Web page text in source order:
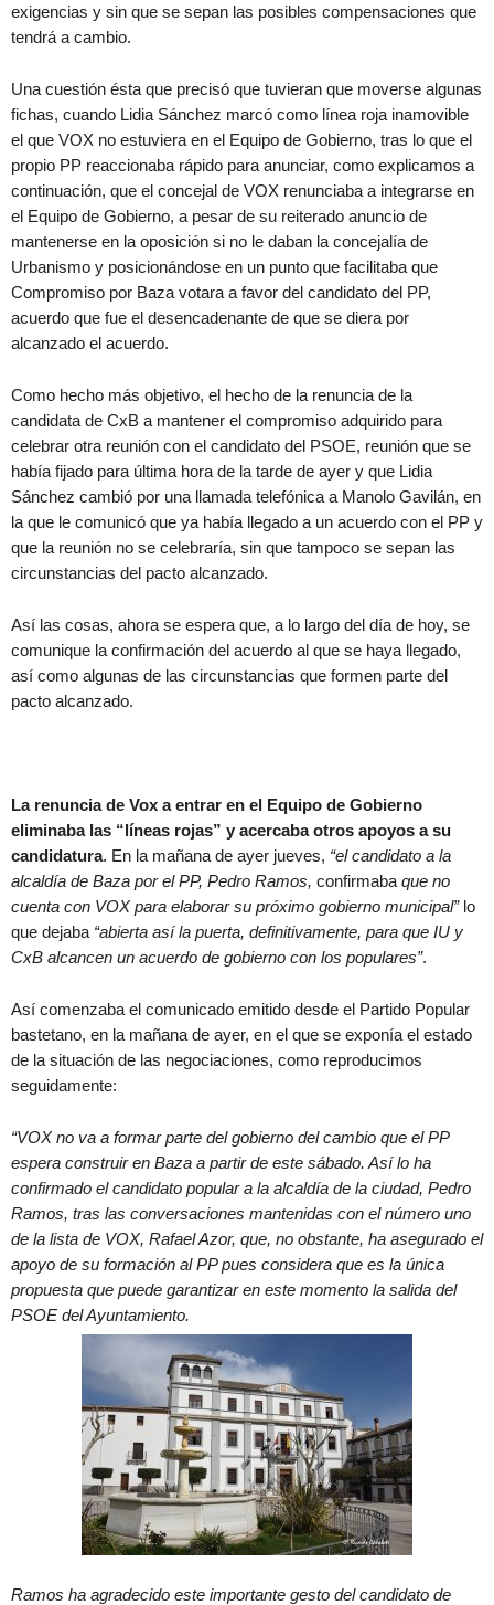
exigencias y sin que se sepan las posibles compensaciones que
tendrá a cambio.
Una cuestión ésta que precisó que tuvieran que moverse algunas
fichas, cuando Lidia Sánchez marcó como línea roja inamovible
el que VOX no estuviera en el Equipo de Gobierno, tras lo que el
propio PP reaccionaba rápido para anunciar, como explicamos a
continuación, que el concejal de VOX renunciaba a integrarse en
el Equipo de Gobierno, a pesar de su reiterado anuncio de
mantenerse en la oposición si no le daban la concejalía de
Urbanismo y posicionándose en un punto que facilitaba que
Compromiso por Baza votara a favor del candidato del PP,
acuerdo que fue el desencadenante de que se diera por
alcanzado el acuerdo.
Como hecho más objetivo, el hecho de la renuncia de la
candidata de CxB a mantener el compromiso adquirido para
celebrar otra reunión con el candidato del PSOE, reunión que se
había fijado para última hora de la tarde de ayer y que Lidia
Sánchez cambió por una llamada telefónica a Manolo Gavilán, en
la que le comunicó que ya había llegado a un acuerdo con el PP y
que la reunión no se celebraría, sin que tampoco se sepan las
circunstancias del pacto alcanzado.
Así las cosas, ahora se espera que, a lo largo del día de hoy, se
comunique la confirmación del acuerdo al que se haya llegado,
así como algunas de las circunstancias que formen parte del
pacto alcanzado.
La renuncia de Vox a entrar en el Equipo de Gobierno
eliminaba las “líneas rojas” y acercaba otros apoyos a su
candidatura. En la mañana de ayer jueves, “el candidato a la
alcaldía de Baza por el PP, Pedro Ramos, confirmaba que no
cuenta con VOX para elaborar su próximo gobierno municipal”lo
que dejaba “abierta así la puerta, definitivamente, para que IU y
CxB alcancen un acuerdo de gobierno con los populares”.
Así comenzaba el comunicado emitido desde el Partido Popular
bastetano, en la mañana de ayer, en el que se exponía el estado
de la situación de las negociaciones, como reproducimos
seguidamente:
“VOX no va a formar parte del gobierno del cambio que el PP
espera construir en Baza a partir de este sábado. Así lo ha
confirmado el candidato popular a la alcaldía de la ciudad, Pedro
Ramos, tras las conversaciones mantenidas con el número uno
de la lista de VOX, Rafael Azor, que, no obstante, ha asegurado el
apoyo de su formación al PP pues considera que es la única
propuesta que puede garantizar en este momento la salida del
PSOE del Ayuntamiento.
Ramos ha agradecido este importante gesto del candidato de